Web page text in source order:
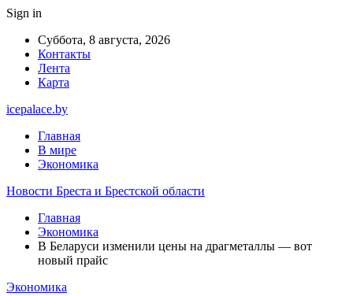
Sign in
Суббота, 8 августа, 2026
Контакты
Лента
Карта
icepalace.by
Главная
В мире
Экономика
Новости Бреста и Брестской области
Главная
Экономика
В Беларуси изменили цены на драгметаллы — вот
новый прайс
Экономика